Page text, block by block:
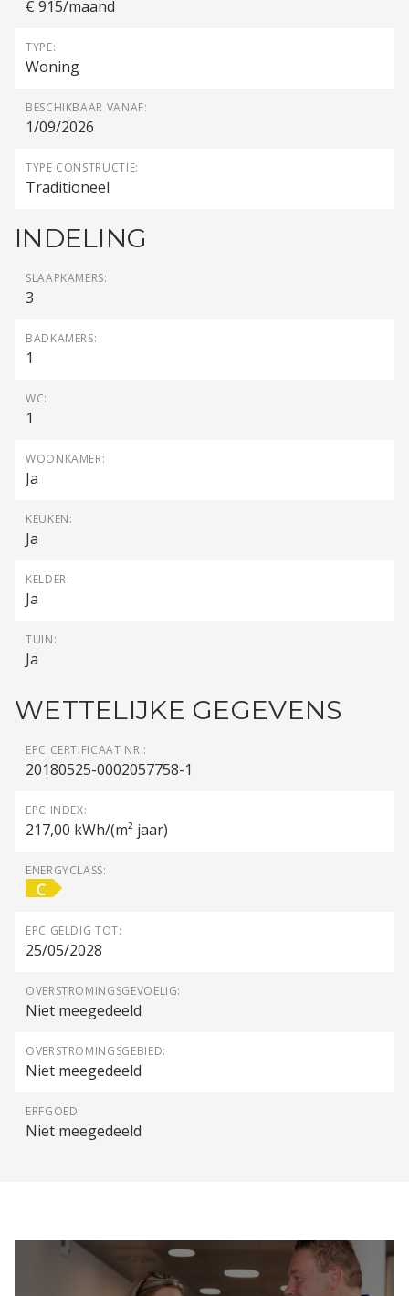
€ 915/maand
TYPE:
Woning
BESCHIKBAAR VANAF:
1/09/2026
TYPE CONSTRUCTIE:
Traditioneel
INDELING
SLAAPKAMERS:
3
BADKAMERS:
1
WC:
1
WOONKAMER:
Ja
KEUKEN:
Ja
KELDER:
Ja
TUIN:
Ja
WETTELIJKE GEGEVENS
EPC CERTIFICAAT NR.:
20180525-0002057758-1
EPC INDEX:
217,00 kWh/(m² jaar)
ENERGYCLASS:
C
EPC GELDIG TOT:
25/05/2028
OVERSTROMINGSGEVOELIG:
Niet meegedeeld
OVERSTROMINGSGEBIED:
Niet meegedeeld
ERFGOED:
Niet meegedeeld